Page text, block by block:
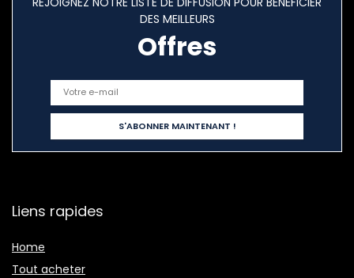
DES MEILLEURS
Offres
Liens rapides
Home
Tout acheter